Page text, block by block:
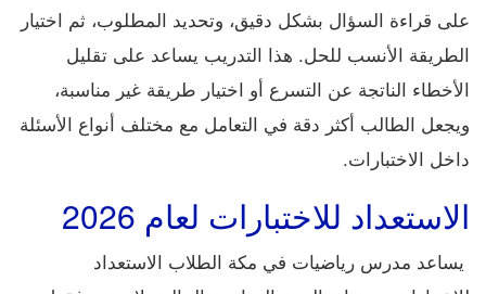
على قراءة السؤال بشكل دقيق، وتحديد المطلوب، ثم اختيار
الطريقة الأنسب للحل. هذا التدريب يساعد على تقليل
الأخطاء الناتجة عن التسرع أو اختيار طريقة غير مناسبة،
ويجعل الطالب أكثر دقة في التعامل مع مختلف أنواع الأسئلة
داخل الاختبارات.
الاستعداد للاختبارات لعام 2026
يساعد مدرس رياضيات في مكة الطلاب الاستعداد